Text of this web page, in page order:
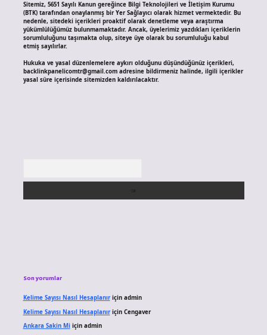
Sitemiz, 5651 Sayılı Kanun gereğince Bilgi Teknolojileri ve İletişim Kurumu
(BTK) tarafından onaylanmış bir Yer Sağlayıcı olarak hizmet vermektedir. Bu
nedenle, sitedeki içerikleri proaktif olarak denetleme veya araştırma
yükümlülüğümüz bulunmamaktadır. Ancak, üyelerimiz yazdıkları içeriklerin
sorumluluğunu taşımakta olup, siteye üye olarak bu sorumluluğu kabul
etmiş sayılırlar.
Hukuka ve yasal düzenlemelere aykırı olduğunu düşündüğünüz içerikleri,
backlinkpanelicomtr@gmail.comadresine bildirmeniz halinde, ilgili içerikler
yasal süre içerisinde sitemizden kaldırılacaktır.
Son yorumlar
Kelime Sayısı Nasıl Hesaplanıriçin admin
Kelime Sayısı Nasıl Hesaplanıriçin Cengaver
Ankara Sakin Miiçin admin